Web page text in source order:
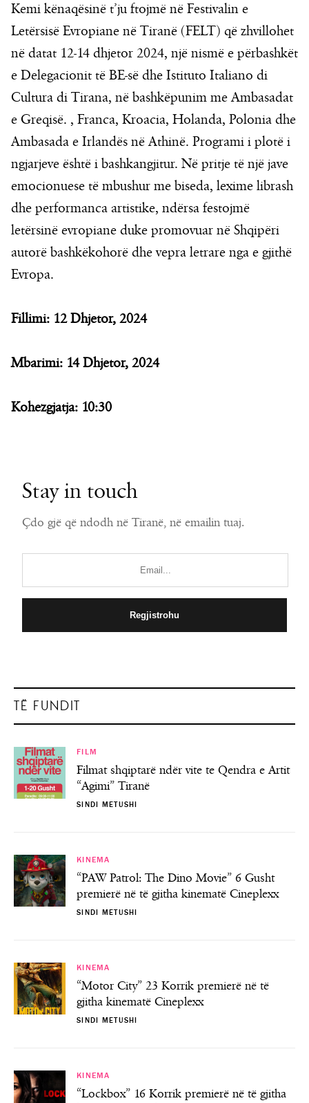
Kemi kënaqësinë t’ju ftojmë në Festivalin e
Letërsisë Evropiane në Tiranë (FELT) që zhvillohet
në datat 12-14 dhjetor 2024, një nismë e përbashkët
e Delegacionit të BE-së dhe Istituto Italiano di
Cultura di Tirana, në bashkëpunim me Ambasadat
e Greqisë. , Franca, Kroacia, Holanda, Polonia dhe
Ambasada e Irlandës në Athinë. Programi i plotë i
ngjarjeve është i bashkangjitur. Në pritje të një jave
emocionuese të mbushur me biseda, lexime librash
dhe performanca artistike, ndërsa festojmë
letërsinë evropiane duke promovuar në Shqipëri
autorë bashkëkohorë dhe vepra letrare nga e gjithë
Evropa.
Fillimi: 12 Dhjetor, 2024
Mbarimi: 14 Dhjetor, 2024
Kohezgjatja: 10:30
Stay in touch
Çdo gjë që ndodh në Tiranë, në emailin tuaj.
TË FUNDIT
FILM
Filmat shqiptarë ndër vite te Qendra e Artit
“Agimi” Tiranë
SINDI METUSHI
KINEMA
“PAW Patrol: The Dino Movie” 6 Gusht
premierë në të gjitha kinematë Cineplexx
SINDI METUSHI
KINEMA
“Motor City” 23 Korrik premierë në të
gjitha kinematë Cineplexx
SINDI METUSHI
KINEMA
“Lockbox” 16 Korrik premierë në të gjitha